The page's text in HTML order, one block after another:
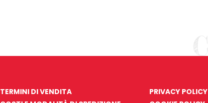
TERMINI DI VENDITA
PRIVACY POLICY